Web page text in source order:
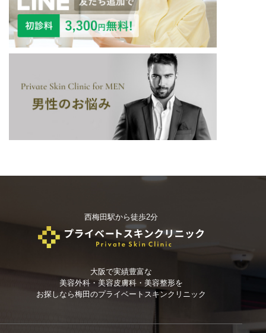
西梅田駅から徒歩2分
大阪で実績豊富な
美容外科・美容皮膚科・美容整形を
お探しなら梅田のプライベートスキンクリニック